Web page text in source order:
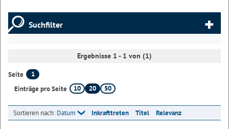
Suchfilter
Ergebnisse 1 - 1 von (1)
Seite
1
Einträge pro Seite
10 20 50
Sortieren nach: Datum Inkrafttreten Titel Relevanz